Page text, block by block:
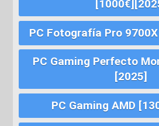
PC Fotografía Pro
PC Gaming Perfecto
[2025]
PC Gaming AMD